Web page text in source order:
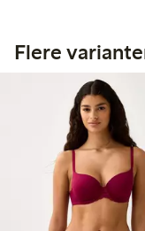
Flere